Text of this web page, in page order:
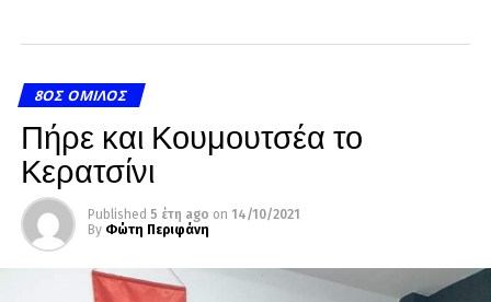
8ΟΣ ΌΜΙΛΟΣ
Πήρε και Κουμουτσέα το
Κερατσίνι
Published 5 έτη ago on 14/10/2021
By Φώτη Περιφάνη